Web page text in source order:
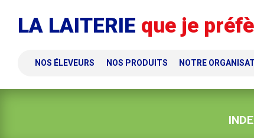
LA LAITERIE que je
NOS ÉLEVEURS NOS PRODUITS NOTRE